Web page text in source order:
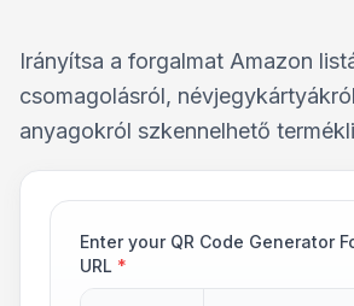
Irányítsa a forgalmat Amazon
csomagolásról,
anyagokról szkennelhető
Enter your QR Code Generator
URL *